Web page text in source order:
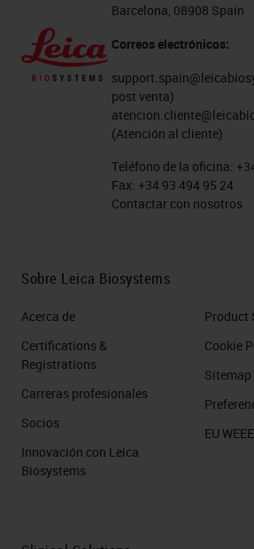
Barcelona, 08908 Spain
Correos electrónicos:
post venta)
(Atención al cliente)
Teléfono de la oficina:
Fax: +34 93 494 95 24
Contactar con nosotros
Sobre Leica Biosystems
Acerca de
Certifications &
Registrations
Carreras profesionales
Socios
Innovación con Leica
Biosystems
Product
Cookie
Sitemap
EU